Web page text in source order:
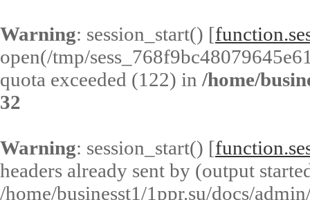
Warning: session_start() [
open(/tmp/
quota exceeded (122) in /home/
32
Warning: session_start() [
headers already sent by (output
/home/businesst1/1ppr.su/docs/